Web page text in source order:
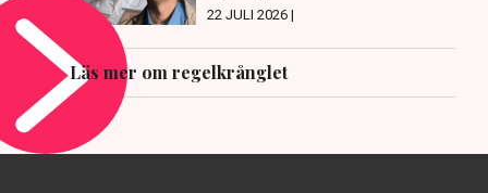
22 JULI 2026 |
Läs mer om regelkrånglet